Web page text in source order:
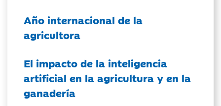
Año internacional de la
agricultora
El impacto de la inteligencia
artificial en la agricultura y en la
ganadería